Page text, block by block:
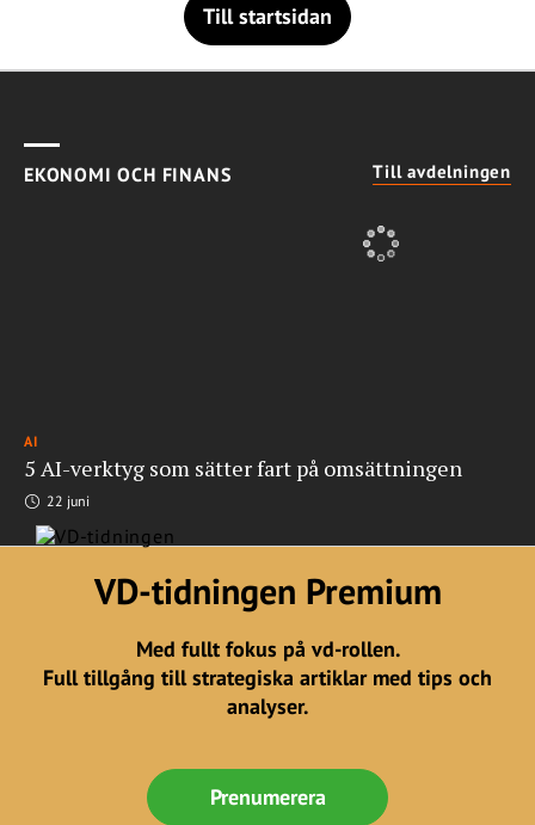
Till startsidan
EKONOMI OCH FINANS Till avdelningen
AI
5 AI-verktyg som sätter fart på omsättningen
22 juni
VD-tidningen Premium
Med fullt fokus på vd-rollen.
Full tillgång till strategiska artiklar med tips och
analyser.
Prenumerera